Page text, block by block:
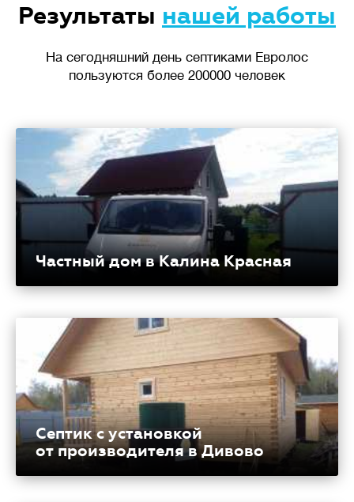
Результаты нашей работы
На сегодняшний день септиками Евролос
пользуются более 200000 человек
Частный дом в Калина Красная
Септик с установкой
от производителя в Дивово